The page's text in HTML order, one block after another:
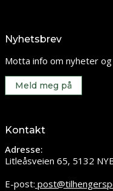
Nyhetsbrev
Motta info om nyheter og
Meld meg på
Kontakt
Adresse:
Litleåsveien 65, 5132
E-post: